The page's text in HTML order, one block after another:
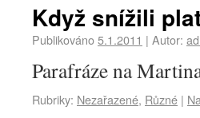
Když snížili
Publikováno5.1.2011 | Autor:
Parafráze na
Rubriky: Nezařazené, Různé |